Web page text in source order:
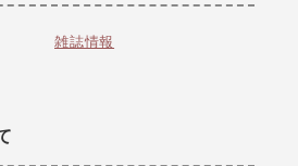
雑誌情報